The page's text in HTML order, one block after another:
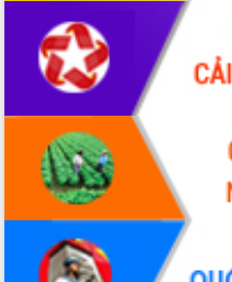
Đắk Lắk ký kết thỏa thuận hợp tác về
chuyển đổi số giai đoạn 2026 – 2030
với Tập đoàn Bưu chính Viễn thông
Việt Nam
Thứ trưởng Bộ Y tế làm việc với tỉnh
Đắk Lắk về phát triển nhân lực y tế
cho trạm y tế cấp xã
Du lịch Đắk Lắk nâng tầm trải nghiệm
du khách thông qua Hệ thống cơ sở dữ
liệu và Bản đồ số
Tập huấn ứng dụng trí tuệ nhân tạo (AI)
trong thương mại điện tử năm 2026